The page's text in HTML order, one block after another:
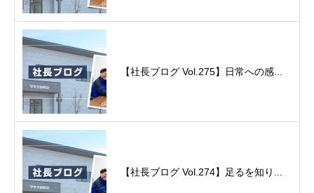
【社長ブログ Vol.275】日常への感...
【社長ブログ Vol.274】足るを知り...